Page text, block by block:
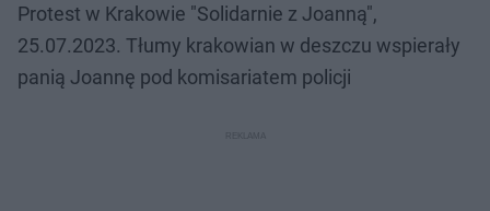
Protest w Krakowie "Solidarnie z Joanną",
25.07.2023. Tłumy krakowian w deszczu wspierały
panią Joannę pod komisariatem policji